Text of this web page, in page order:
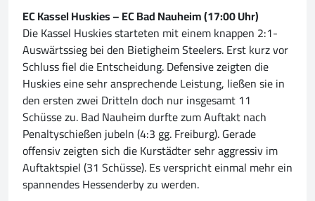
EC Kassel Huskies – EC Bad Nauheim (17:00 Uhr)
Die Kassel Huskies starteten mit einem knappen 2:1-
Auswärtssieg bei den Bietigheim Steelers. Erst kurz vor
Schluss fiel die Entscheidung. Defensive zeigten die
Huskies eine sehr ansprechende Leistung, ließen sie in
den ersten zwei Dritteln doch nur insgesamt 11
Schüsse zu. Bad Nauheim durfte zum Auftakt nach
Penaltyschießen jubeln (4:3 gg. Freiburg). Gerade
offensiv zeigten sich die Kurstädter sehr aggressiv im
Auftaktspiel (31 Schüsse). Es verspricht einmal mehr ein
spannendes Hessenderby zu werden.